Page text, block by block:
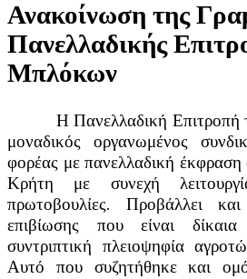
Ανακοίνωση της
Πανελλαδικής
Μπλόκων
Η Πανελλαδική Επιτροπή
μοναδικός οργανωμένος
φορέας με πανελλαδική
Κρήτη με συνεχή
πρωτοβουλίες. Προβάλλει και
επιβίωσης που είναι
συντριπτική πλειοψηφία
Αυτό που συζητήθηκε και